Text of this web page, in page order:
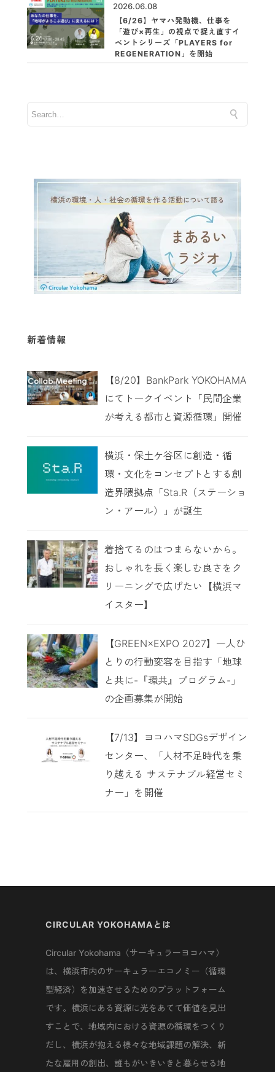
2026.06.08
【6/26】ヤマハ発動機、仕事を
「遊び×再生」の視点で捉え直すイ
ベントシリーズ「PLAYERS for
REGENERATION」を開始
新着情報
【8/20】BankPark YOKOHAMA
にてトークイベント「民間企業
が考える都市と資源循環」開催
横浜・保土ケ谷区に創造・循
環・文化をコンセプトとする創
造界隈拠点「Sta.R（ステーショ
ン・アール）」が誕生
着捨てるのはつまらないから。
おしゃれを長く楽しむ良さをク
リーニングで広げたい【横浜マ
イスター】
【GREEN×EXPO 2027】一人ひ
とりの行動変容を目指す「地球
と共に-『環共』プログラム-」
の企画募集が開始
【7/13】ヨコハマSDGsデザイン
センター、「人材不足時代を乗
り越える サステナブル経営セミ
ナー」を開催
CIRCULAR YOKOHAMAとは
Circular Yokohama（サーキュラーヨコハマ）
は、横浜市内のサーキュラーエコノミー（循環
型経済）を加速させるためのプラットフォーム
です。横浜にある資源に光をあてて価値を見出
すことで、地域内における資源の循環をつくり
だし、横浜が抱える様々な地域課題の解決、新
たな雇用の創出、誰もがいきいきと暮らせる地